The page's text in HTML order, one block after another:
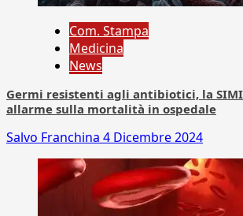
Com. Stampa
Medicina
News
Germi resistenti agli antibiotici, la
allarme sulla mortalità in ospedale
Salvo Franchina 4 Dicembre 2024